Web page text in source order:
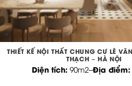
THIẾT KẾ NỘI THẤT CHUNG CƯ LÊ
THẠCH – HÀ NỘI
Diện tích: 90m2–Địa điểm: